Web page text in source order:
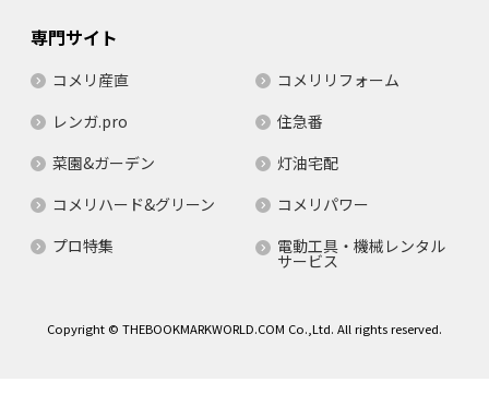
専門サイト
コメリ産直
コメリリフォーム
レンガ.pro
住急番
菜園&ガーデン
灯油宅配
コメリハード&グリーン
コメリパワー
プロ特集
電動工具・機械レンタル
サービス
Copyright © THEBOOKMARKWORLD.COM Co.,Ltd. All rights reserved.